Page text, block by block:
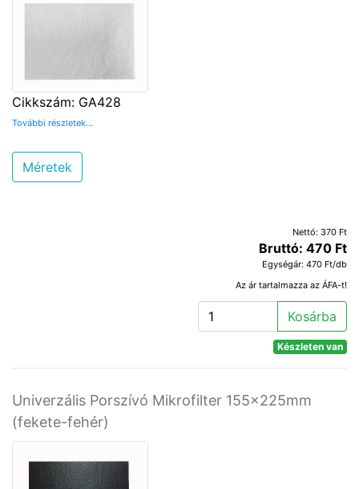
Cikkszám: GA428
További részletek...
Méretek
Nettó: 370 Ft
Bruttó: 470 Ft
Egységár: 470 Ft/db
Az ár tartalmazza az ÁFA-t!
Kosárba
Készleten van
Univerzális Porszívó Mikrofilter 155x225mm
(fekete-fehér)